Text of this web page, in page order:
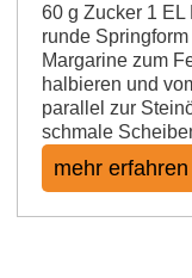
60 g Zucker 1
runde
Margarine zum
halbieren und
parallel zur
schmale
mehr erfahren